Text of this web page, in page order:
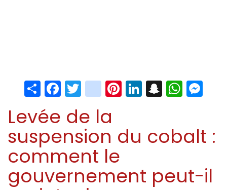
ShareFacebook
Twitter
instagram
Pinterest
LinkedIn
Snapchat
Levée de la
suspension du cobalt :
comment le
gouvernement peut-il